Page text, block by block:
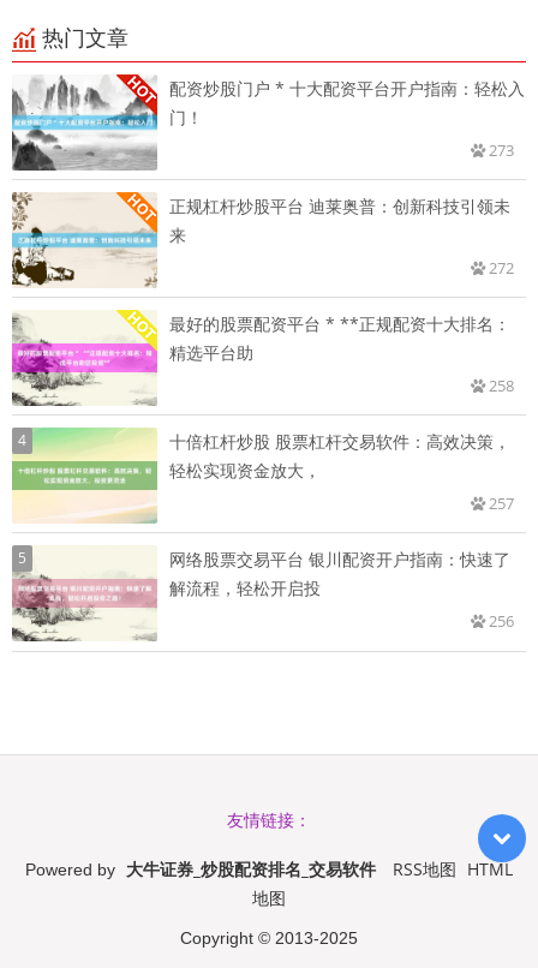
热门文章
配资炒股门户 * 十大配资平台开户指南：轻松入
门！
273
正规杠杆炒股平台 迪莱奥普：创新科技引领未
来
272
最好的股票配资平台 * **正规配资十大排名：
精选平台助
258
4
十倍杠杆炒股 股票杠杆交易软件：高效决策，
轻松实现资金放大，
257
5
网络股票交易平台 银川配资开户指南：快速了
解流程，轻松开启投
256
友情链接：
Powered by 大牛证券_炒股配资排名_交易软件 RSS地图 HTML
地图
Copyright © 2013-2025